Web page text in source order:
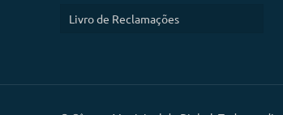
Livro de Reclamações